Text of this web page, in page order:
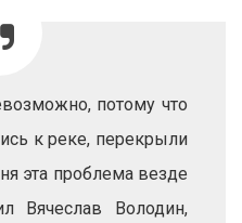
потому что
к реке, перекрыли
эта проблема везде
Вячеслав Володин,